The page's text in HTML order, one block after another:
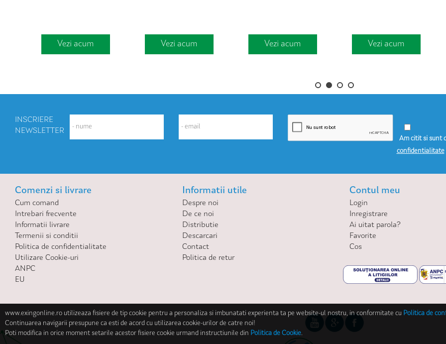
Vezi acum Vezi acum Vezi acum Vezi acum
INSCRIERE
NEWSLETTER
Am citit si sunt
confidentialitate
Comenzi si livrare
Cum comand
Intrebari frecvente
Informatii livrare
Termenii si conditii
Politica de confidentialitate
Utilizare Cookie-uri
ANPC
EU
Informatii utile
Despre noi
De ce noi
Distributie
Descarcari
Contact
Politica de retur
Contul meu
Login
Inregistrare
Ai uitat parola?
Favorite
Cos
www.exingonline.ro utilizeaza fisiere de tip cookie pentru a personaliza si imbunatati experienta ta pe website-ul nostru, in conformitate cu Politica de
Continuarea navigarii presupune ca esti de acord cu utilizarea cookie-urilor de catre noi!
Poti modifica in orice moment setarile acestor fisiere cookie urmand instructiunile din Politica de Cookie.